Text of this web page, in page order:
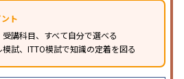
ト
講科目、すべて自分で選べる
試、ITTO模試で知識の定着を図る